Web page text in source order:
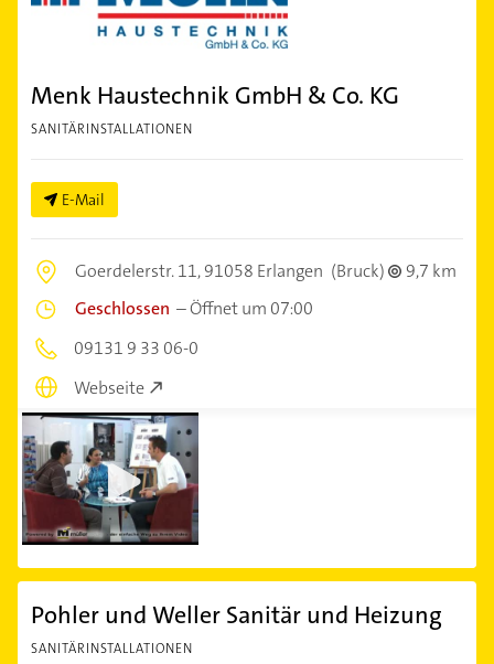
Menk Haustechnik GmbH & Co. KG
SANITÄRINSTALLATIONEN
E-Mail
Goerdelerstr. 11,91058 Erlangen (Bruck)
9,7 km
Geschlossen –Öffnet um 07:00
09131 9 33 06-0
Webseite
Pohler und Weller Sanitär und Heizung
SANITÄRINSTALLATIONEN